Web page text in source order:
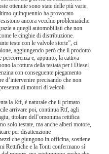
ottenute sono state delle più varie.
quinquennio ha provocato
ancora vecchie problematiche
a quegli automobilisti che non
le cinghie di distribuzione.
teste con le valvole storte”, ci
aggiungendo però che il prodotto
e, appunto, la cattiva
la rottura della testata per i Diesel
con conseguente piegamento
d’intervenire precisando che non
di motori di veicoli
la Rtf, è naturale che il primato
arrivare poi, continua Rtf, agli
titolare dell’omonima rettifica
solo testate, ma anche alberi motore,
per disattenzione
che giungono in officina, sostiene
Rettifiche e la Tonti confermano sì